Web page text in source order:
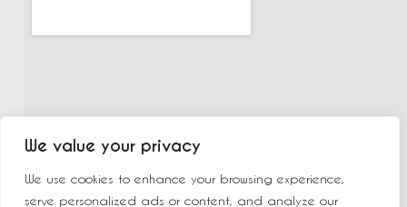
We value your privacy
We use cookies to enhance your browsing experience,
serve personalized ads or content, and analyze our